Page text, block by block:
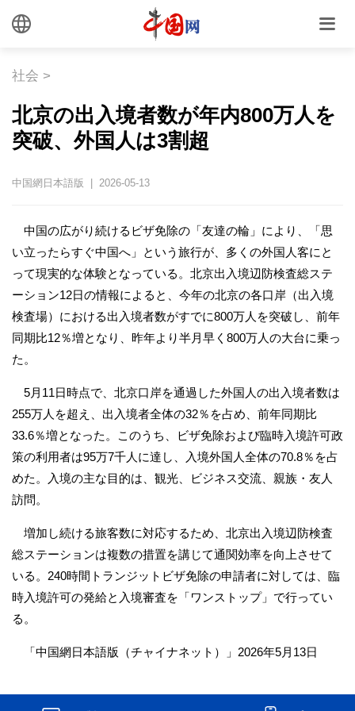
社会 >
北京の出入境者数が年内800万人を
突破、外国人は3割超
中国網日本語版 | 2026-05-13
中国の広がり続けるビザ免除の「友達の輪」により、「思
い立ったらすぐ中国へ」という旅行が、多くの外国人客にと
って現実的な体験となっている。北京出入境辺防検査総ステ
ーション12日の情報によると、今年の北京の各口岸（出入境
検査場）における出入境者数がすでに800万人を突破し、前年
同期比12％増となり、昨年より半月早く800万人の大台に乗っ
た。
5月11日時点で、北京口岸を通過した外国人の出入境者数は
255万人を超え、出入境者全体の32％を占め、前年同期比
33.6％増となった。このうち、ビザ免除および臨時入境許可政
策の利用者は95万7千人に達し、入境外国人全体の70.8％を占
めた。入境の主な目的は、観光、ビジネス交流、親族・友人
訪問。
増加し続ける旅客数に対応するため、北京出入境辺防検査
総ステーションは複数の措置を講じて通関効率を向上させて
いる。240時間トランジットビザ免除の申請者に対しては、臨
時入境許可の発給と入境審査を「ワンストップ」で行ってい
る。
「中国網日本語版（チャイナネット）」2026年5月13日